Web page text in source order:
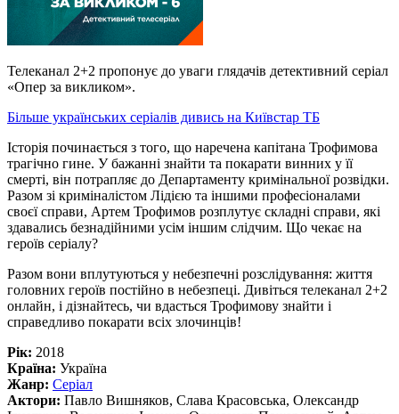
Телеканал 2+2 пропонує до уваги глядачів детективний серіал
«Опер за викликом».
Більше українських серіалів дивись на Київстар ТБ
Історія починається з того, що наречена капітана Трофимова
трагічно гине. У бажанні знайти та покарати винних у її
смерті, він потрапляє до Департаменту кримінальної розвідки.
Разом зі криміналістом Лідією та іншими професіоналами
своєї справи, Артем Трофимов розплутує складні справи, які
здавались безнадійними усім іншим слідчим. Що чекає на
героїв серіалу?
Разом вони вплутуються у небезпечні розслідування: життя
головних героїв постійно в небезпеці. Дивіться телеканал 2+2
онлайн, і дізнайтесь, чи вдасться Трофимову знайти і
справедливо покарати всіх злочинців!
Рік: 2018
Країна: Україна
Жанр: Серіал
Актори: Павло Вишняков, Слава Красовська, Олександр